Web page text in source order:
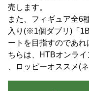
売します。
また、フィギュア全6
入り(※1個ダブリ)「
ートを目指すのであ
ちらは、HTBオンラ
、ロッピーオススメ(